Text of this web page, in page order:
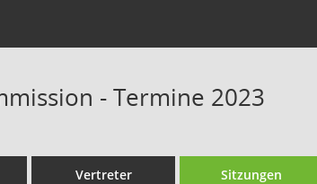
- Termine 2023
Vertreter Sitzungen